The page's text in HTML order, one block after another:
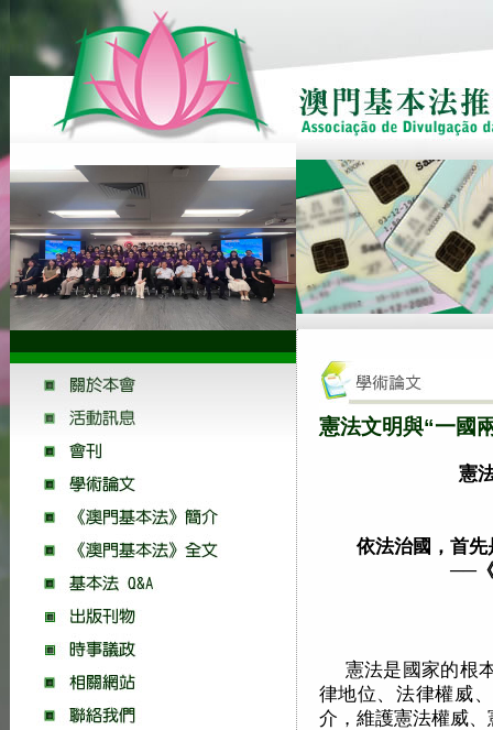
憲法文明與“一國
憲
依法治國，首
──
憲法是國家的根
律地位、法律權威
介，維護憲法權威